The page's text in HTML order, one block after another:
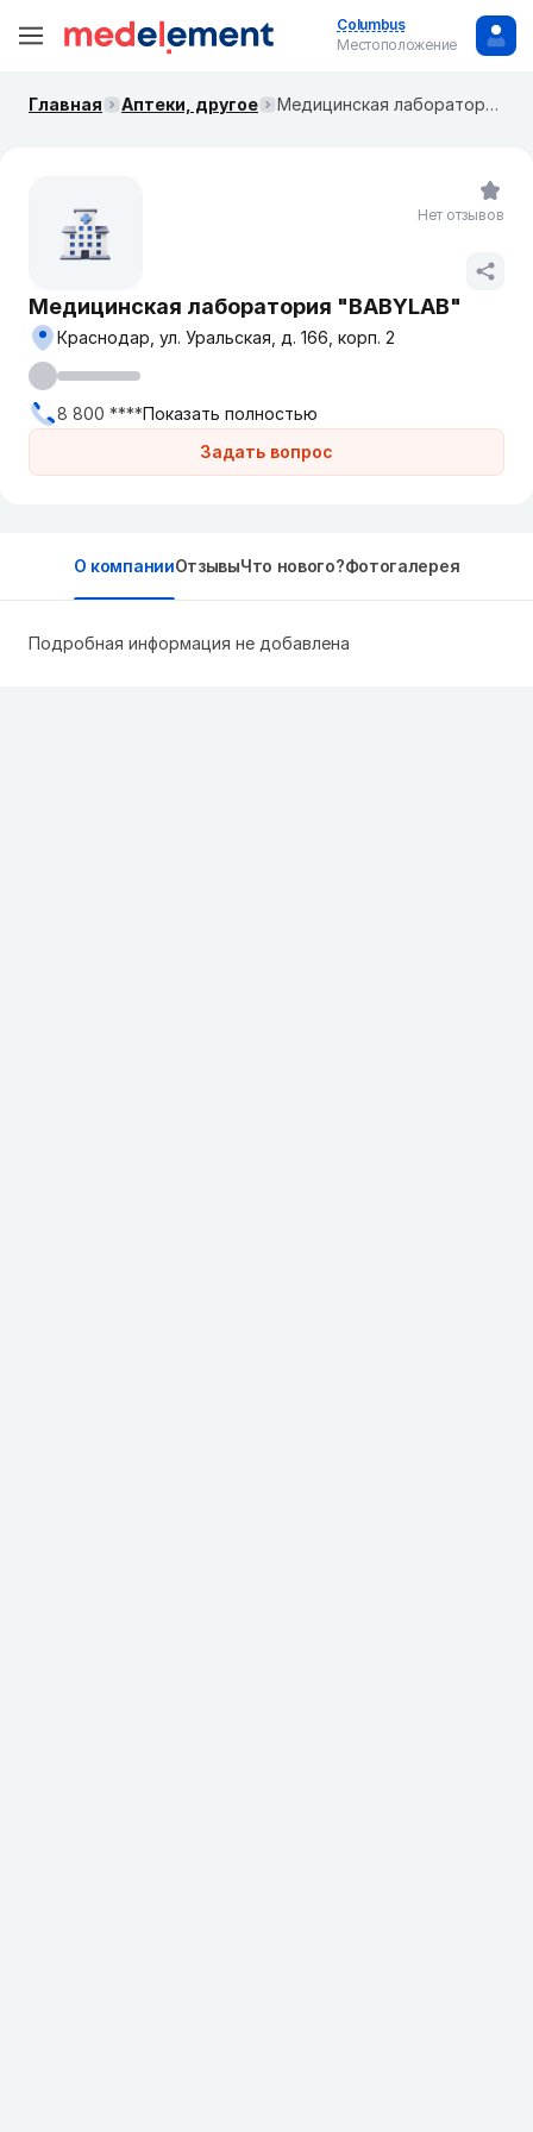
Columbus
Местоположение
Главная Аптеки, другое Медицинская лаборатория "BABYLAB"
Медицинская лаборатория "BABYLAB"
Задать вопрос
Краснодар, ул. Уральская, д. 166, корп. 2
8 800 ****Показать полностью
Нет отзывов
О компанииОтзывыЧто нового?Фотогалерея
Подробная информация не добавлена